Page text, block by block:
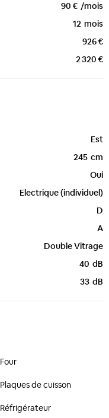
90 € /mois
12 mois
926 €
2 320 €
Est
245 cm
Oui
Electrique (individuel)
D
A
Double Vitrage
40 dB
33 dB
Four
Plaques de cuisson
Réfrigérateur